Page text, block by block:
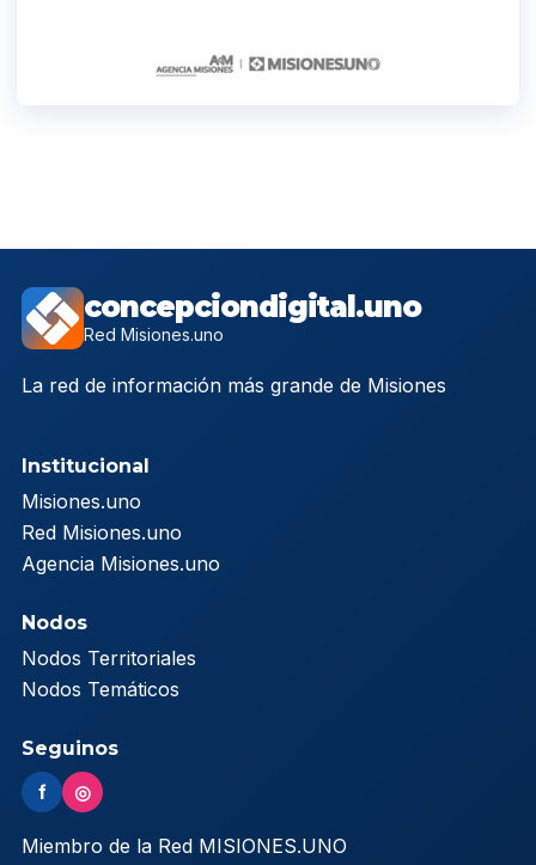
concepciondigital.uno
Red Misiones.uno
La red de información más grande de Misiones
Institucional
Misiones.uno
Red Misiones.uno
Agencia Misiones.uno
Nodos
Nodos Territoriales
Nodos Temáticos
Seguinos
f ◎
Miembro de la Red MISIONES.UNO